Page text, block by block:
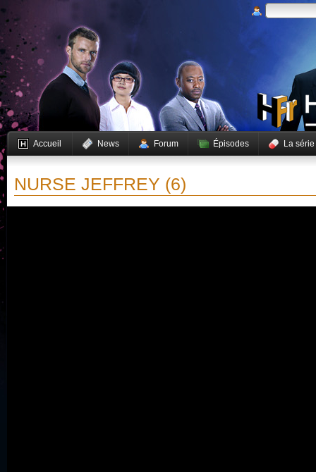
Accueil News Forum Épisodes La série
NURSE JEFFREY (6)